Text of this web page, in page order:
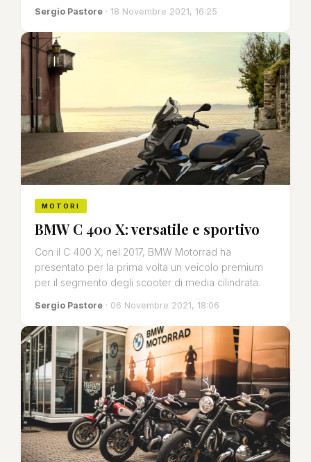
Sergio Pastore · 18 Novembre 2021, 16:25
MOTORI
BMW C 400 X: versatile e sportivo
Con il C 400 X, nel 2017, BMW Motorrad ha
presentato per la prima volta un veicolo premium
per il segmento degli scooter di media cilindrata.
Sergio Pastore · 06 Novembre 2021, 18:06